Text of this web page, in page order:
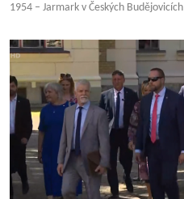
1954 – Jarmark v Českých Budějovicích